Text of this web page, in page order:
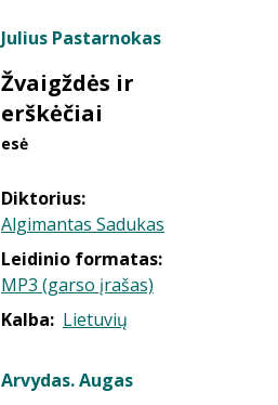
Julius Pastarnokas
Žvaigždės ir
erškėčiai
esė
Diktorius:
Algimantas Sadukas
Leidinio formatas:
MP3 (garso įrašas)
Kalba: Lietuvių
Arvydas. Augas